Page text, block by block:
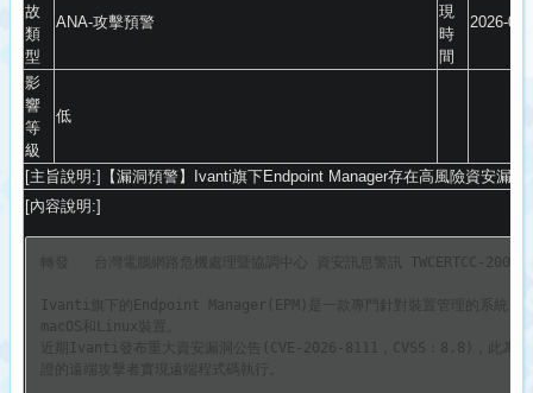
故
類
型
ANA-攻擊預警
現
時
間
2026-
影
響
等
級
低
[主旨說明:]【漏洞預警】Ivanti旗下Endpoint Manager存在高風險資安漏洞
[內容說明:]
轉發   台灣電腦網路危機處理暨協調中心 資安訊息警訊 TWCERTCC-200-
Ivanti旗下的Endpoint Manager(EPM)是一款專門針對裝置管理的系統，
macOS和Linux裝置。
近期Ivanti發布重大資安漏洞公告(CVE-2026- 8111，CVSS：8.8)，此為
證的遠端攻擊者實現遠端程式碼執行。